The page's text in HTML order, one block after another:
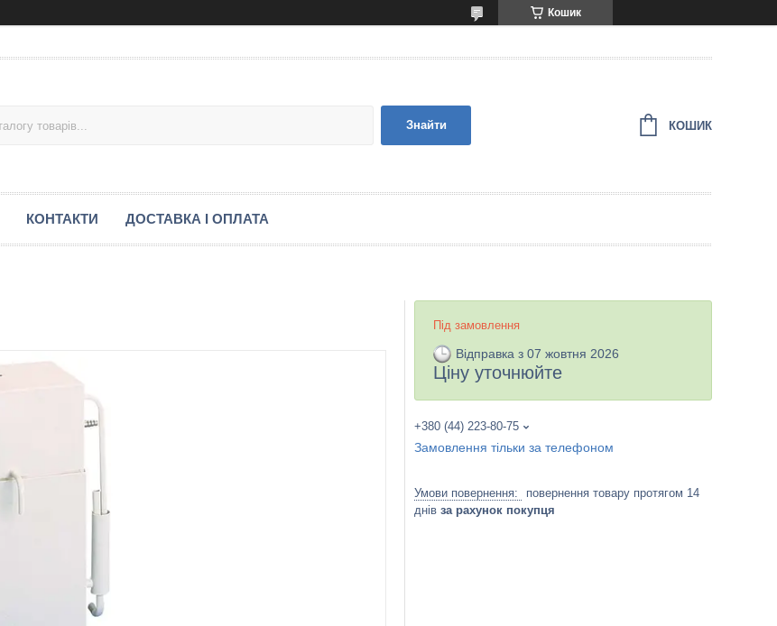
Кошик
Знайти КОШИК
КОНТАКТИ ДОСТАВКА І ОПЛАТА
Під замовлення
Відправка з 07 жовтня 2026
Ціну уточнюйте
+380 (44) 223-80-75
Замовлення тільки за телефоном
повернення товару протягом 14
днів за рахунок покупця